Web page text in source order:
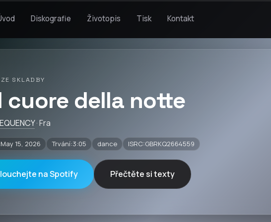
Diskografie Životopis Tisk Kontakt
SKLADBY
cuore della notte
· Fra
15, 2026 Trvání:3:05 dance ISRC:GBRKQ2664559
na Spotify Přečtěte si texty